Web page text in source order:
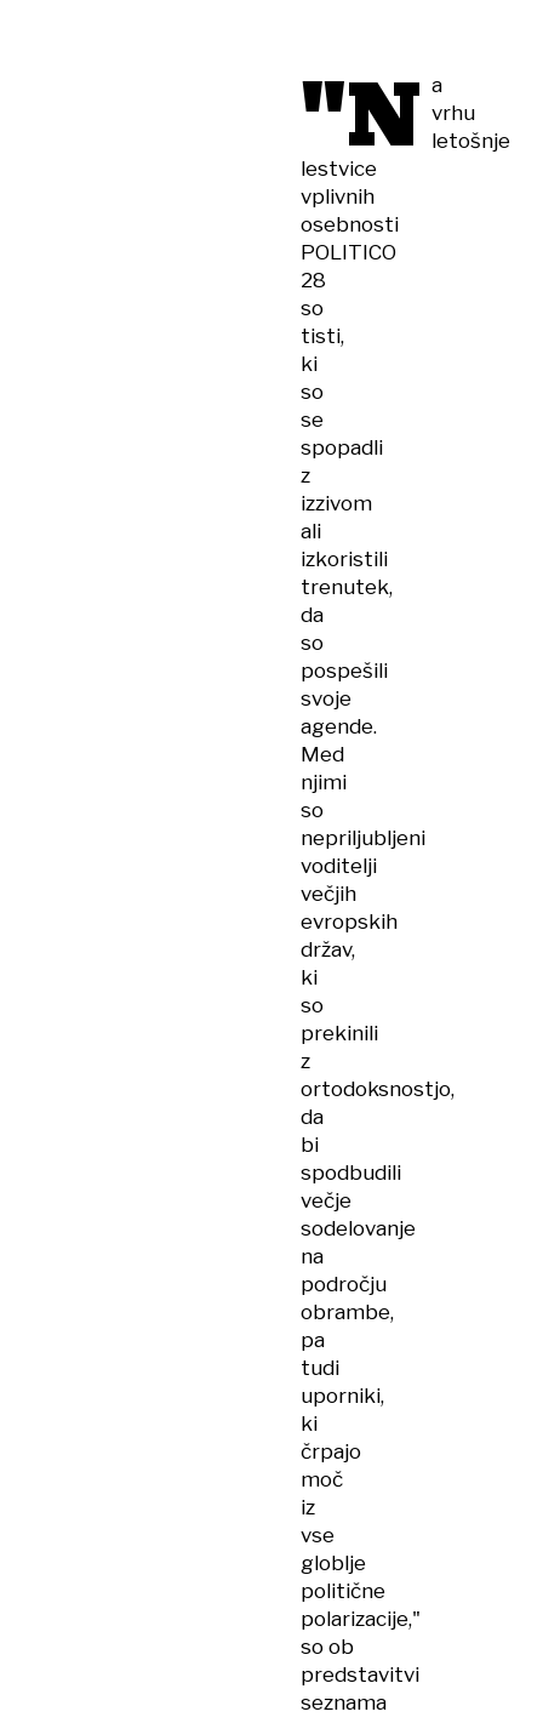
"N a
vrhu
letošnje
lestvice
vplivnih
osebnosti
POLITICO
28
so
tisti,
ki
so
se
spopadli
z
izzivom
ali
izkoristili
trenutek,
da
so
pospešili
svoje
agende.
Med
njimi
so
nepriljubljeni
voditelji
večjih
evropskih
držav,
ki
so
prekinili
z
ortodoksnostjo,
da
bi
spodbudili
večje
sodelovanje
na
področju
obrambe,
pa
tudi
uporniki,
ki
črpajo
moč
iz
vse
globlje
politične
polarizacije,"
so ob
predstavitvi
seznama